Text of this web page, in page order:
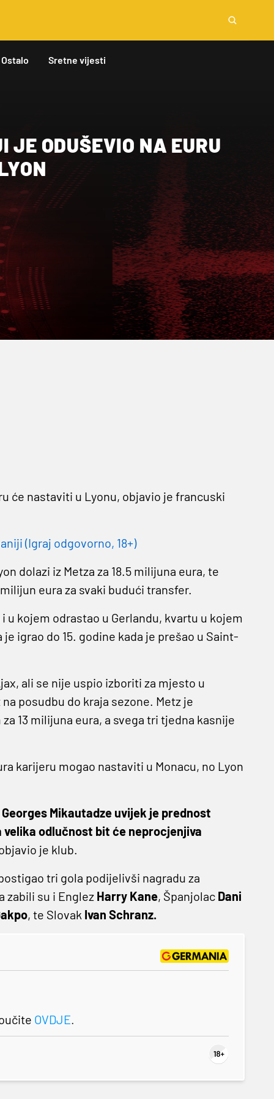
Ostalo Sretne vijesti
JE ODUŠEVIO NA EURU
će nastaviti u Lyonu, objavio je francuski
(Igraj odgovorno, 18+)
dolazi iz Metza za 18.5 milijuna eura, te
eura za svaki budući transfer.
u kojem odrastao u Gerlandu, kvartu u kojem
igrao do 15. godine kada je prešao u Saint-
ali se nije uspio izboriti za mjesto u
posudbu do kraja sezone. Metz je
13 milijuna eura, a svega tri tjedna kasnije
karijeru mogao nastaviti u Monacu, no Lyon
Mikautadze uvijek je prednost
velika odlučnost bit će neprocjenjiva
je klub.
tri gola podijelivši nagradu za
zabili su i Englez Harry Kane, Španjolac Dani
, te Slovak Ivan Schranz.
OVDJE.